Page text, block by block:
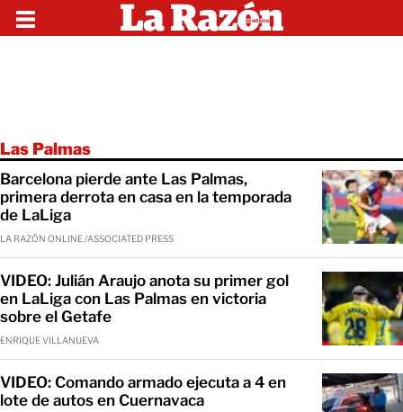
Las Palmas
Barcelona pierde ante Las Palmas,
primera derrota en casa en la temporada
de LaLiga
LA RAZÓN ONLINE /ASSOCIATED PRESS
VIDEO: Julián Araujo anota su primer gol
en LaLiga con Las Palmas en victoria
sobre el Getafe
ENRIQUE VILLANUEVA
VIDEO: Comando armado ejecuta a 4 en
lote de autos en Cuernavaca